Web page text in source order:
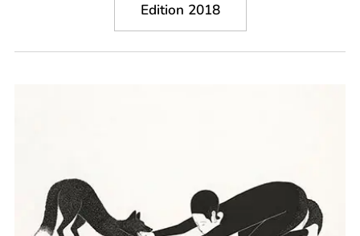
Edition 2018